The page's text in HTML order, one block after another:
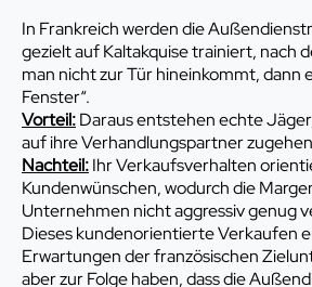
In Frankreich werden die
gezielt auf Kaltakquise trainiert, nach
man nicht zur Tür hineinkommt, dann
Fenster“.
Vorteil:Daraus entstehen echte
auf ihre Verhandlungspartner
Nachteil:Ihr Verkaufsverhalten
Kundenwünschen, wodurch die
Unternehmen nicht aggressiv genug
Dieses kundenorientierte Verkaufen
Erwartungen der französischen
aber zur Folge haben, dass die